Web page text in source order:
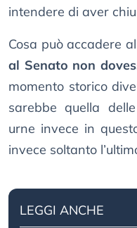
intendere di aver
Cosa può accadere
al Senato non
momento storico
sarebbe quella delle
urne invece in
invece soltanto
LEGGI ANCHE